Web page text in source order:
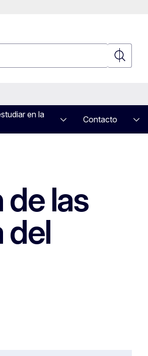
en la
Contacto
las
del